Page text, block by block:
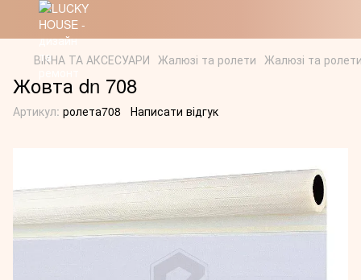
ВІКНА ТА АКСЕСУАРИ Жалюзі та ролети Жалюзі та
Жовта dn 708
Артикул: ролета708 Написати відгук